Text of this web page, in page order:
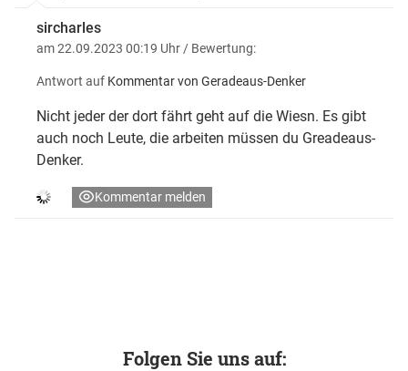
sircharles
am 22.09.2023 00:19 Uhr / Bewertung:
Antwort auf Kommentar von Geradeaus-Denker
Nicht jeder der dort fährt geht auf die Wiesn. Es gibt
auch noch Leute, die arbeiten müssen du Greadeaus-
Denker.
Kommentar melden
Folgen Sie uns auf: